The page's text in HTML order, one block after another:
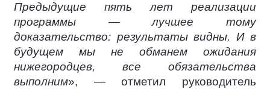
Предыдущие пять лет реализации
программы — лучшее тому
доказательство: результаты видны. И в
будущем мы не обманем ожидания
нижегородцев, все обязательства
выполним», — отметил руководитель